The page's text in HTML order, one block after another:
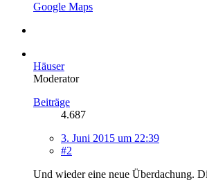
Google Maps
Häuser
Moderator
Beiträge
4.687
3. Juni 2015 um 22:39
#2
Und wieder eine neue Überdachung.